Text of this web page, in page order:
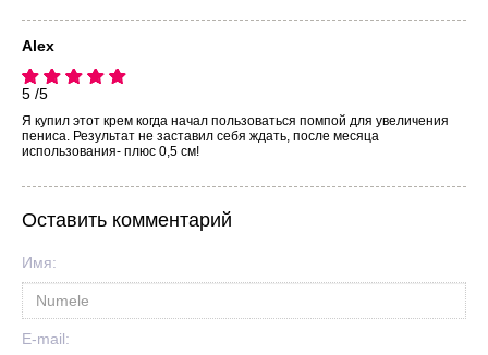
Alex
5 /5
Я купил этот крем когда начал пользоваться помпой для увеличения
пениса. Результат не заставил себя ждать, после месяца
использования- плюс 0,5 см!
Оставить комментарий
Имя:
E-mail: